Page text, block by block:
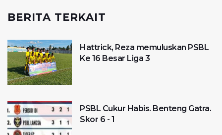
BERITA TERKAIT
Hattrick, Reza memuluskan PSBL
Ke 16 Besar Liga 3
PSBL Cukur Habis. Benteng Gatra.
Skor 6 - 1